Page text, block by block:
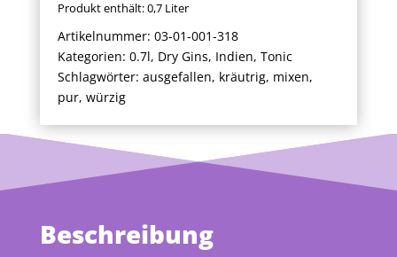
Produkt enthält: 0,7 Liter
Artikelnummer: 03-01-001-318
Kategorien: 0.7l, Dry Gins, Indien, Tonic
Schlagwörter: ausgefallen, kräutrig, mixen,
pur, würzig
Beschreibung